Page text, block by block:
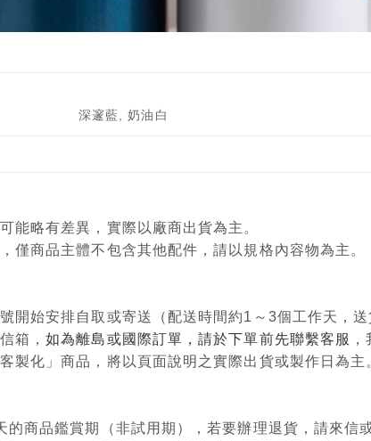
深邃藍, 奶油白
能略有差異，實際以廠商出貨為主。
僅商品主體不包含其他配件，請以規格內容物為主。
開始安排自取或寄送（配送時間約1～3個工作天，送
箱，如為離島或國際訂單，請於下單前先聯繫客服
製化」商品，將以頁面說明之實際出貨或製作日為主
的商品鑑賞期（非試用期），若要辦理退貨，請來信